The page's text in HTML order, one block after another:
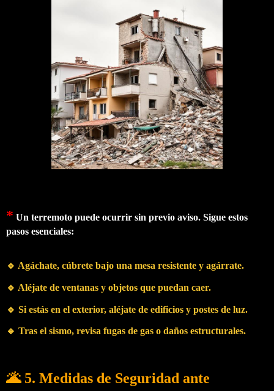
* Un terremoto puede ocurrir sin previo aviso. Sigue estos
pasos esenciales:
🔹 Agáchate, cúbrete bajo una mesa resistente y agárrate.
🔹 Aléjate de ventanas y objetos que puedan caer.
🔹 Si estás en el exterior, aléjate de edificios y postes de luz.
🔹 Tras el sismo, revisa fugas de gas o daños estructurales.
🌋 5. Medidas de Seguridad ante